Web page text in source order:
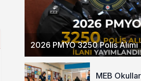
2026 PMYO 3250 Polis Alımı
MEB